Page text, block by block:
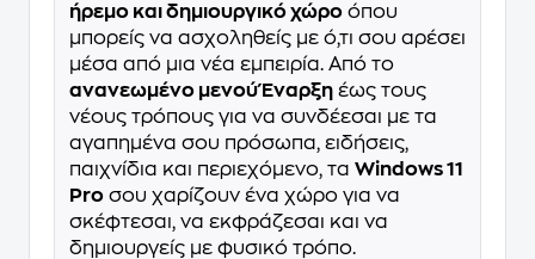
ήρεμο και δημιουργικό χώρο όπου
μπορείς να ασχοληθείς με ό,τι σου αρέσει
μέσα από μια νέα εμπειρία. Από το
ανανεωμένο μενού Έναρξη έως τους
νέους τρόπους για να συνδέεσαι με τα
αγαπημένα σου πρόσωπα, ειδήσεις,
παιχνίδια και περιεχόμενο, τα Windows 11
Pro σου χαρίζουν ένα χώρο για να
σκέφτεσαι, να εκφράζεσαι και να
δημιουργείς με φυσικό τρόπο.